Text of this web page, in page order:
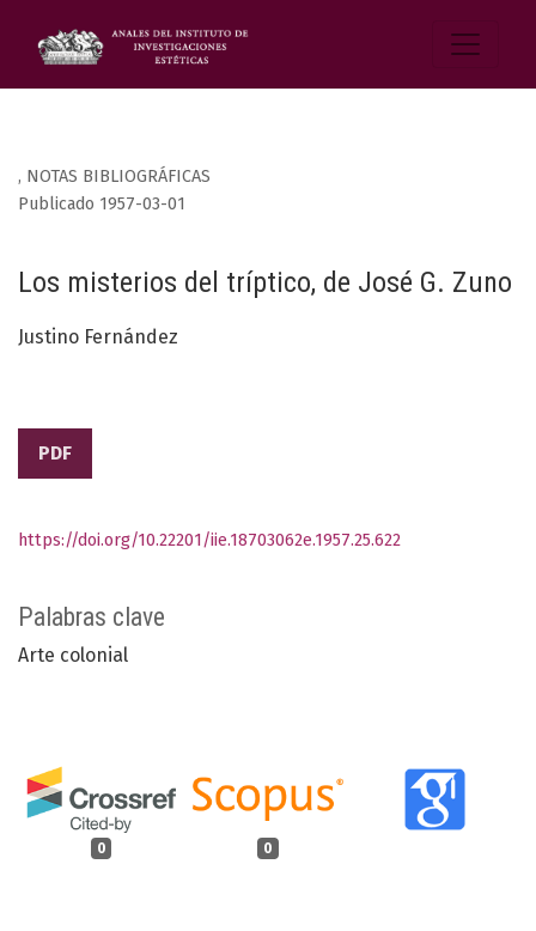
, NOTAS BIBLIOGRÁFICAS
Los misterios del tríptico, de José G. Zuno
Publicado 1957-03-01
Justino Fernández
PDF
Palabras clave
Arte colonial
0 0
https://doi.org/10.22201/iie.18703062e.1957.25.622